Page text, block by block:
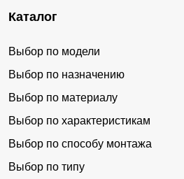
Каталог
Выбор по модели
Выбор по назначению
Выбор по материалу
Выбор по характеристикам
Выбор по способу монтажа
Выбор по типу